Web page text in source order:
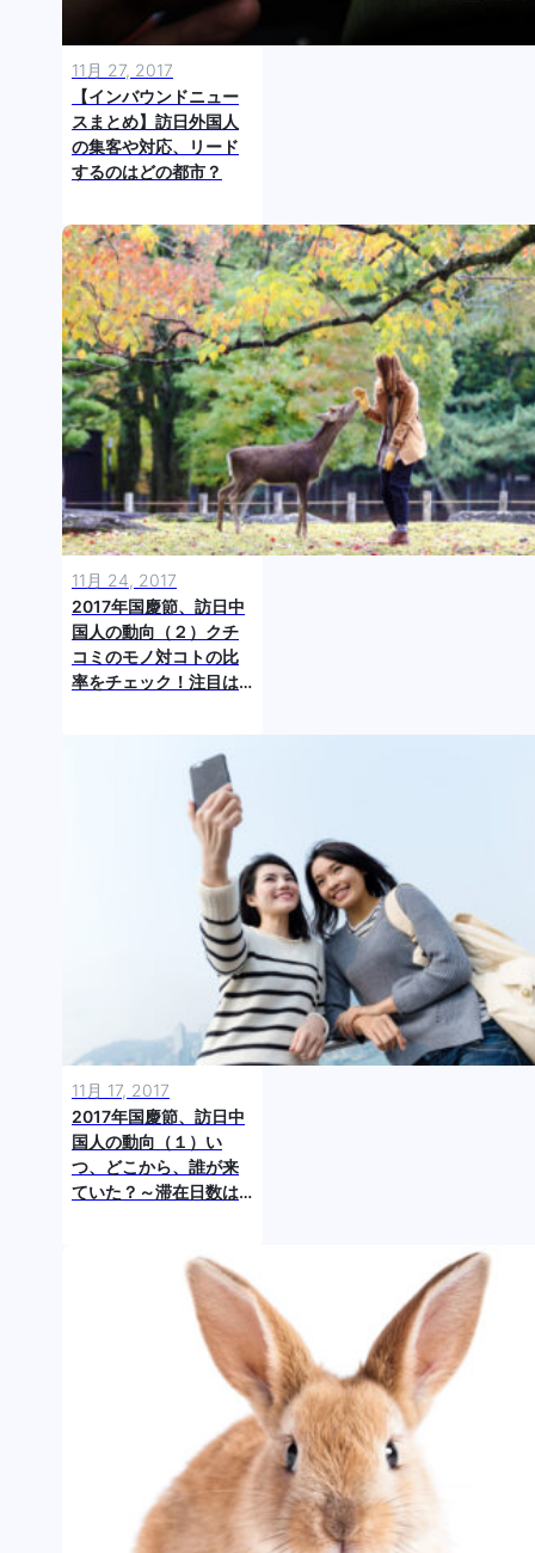
11月 27, 2017
【インバウンドニュー
スまとめ】訪日外国人
の集客や対応、リード
するのはどの都市？
11月 24, 2017
2017年国慶節、訪日中
国人の動向（２）クチ
コミのモノ対コトの比
率をチェック！注目は
11月 17, 2017
2017年国慶節、訪日中
国人の動向（１）い
つ、どこから、誰が来
ていた？～滞在日数は